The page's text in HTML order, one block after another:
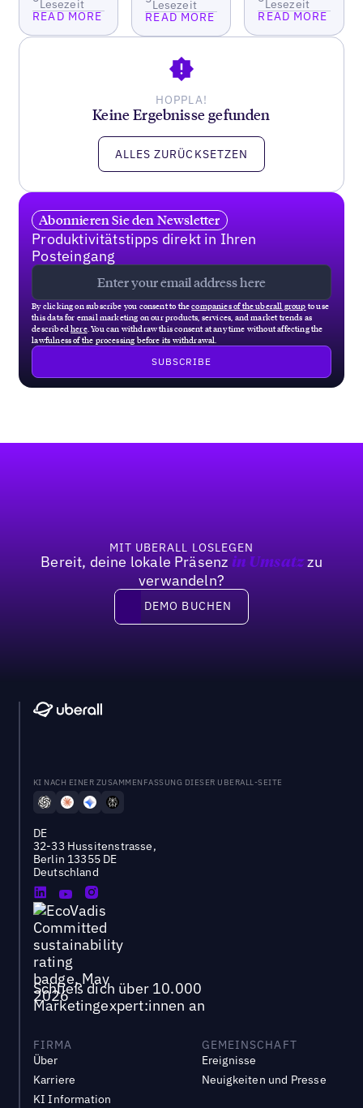
Lesezeit
READ MORE
Lesezeit
READ MORE
Lesezeit
READ MORE
HOPPLA!
Keine Ergebnisse gefunden
ALLES ZURÜCKSETZEN
Abonnieren Sie den Newsletter
Produktivitätstipps direkt in Ihren
Posteingang
By clicking on subscribe you consent to thecompanies of the uberall group to use
this data for email marketing on our products, services, and market trends as
describedhere. You can withdraw this consent at any time without affecting the
lawfulness of the processing before its withdrawal.
MIT UBERALL LOSLEGEN
Bereit, deine lokale Präsenz in Umsatzzu
verwandeln?
DEMO BUCHEN
DEMO BUCHEN
KI NACH EINER ZUSAMMENFASSUNG DIESER UBERALL-SEITE
DE
32-33 Hussitenstrasse,
Berlin 13355 DE
Deutschland
Schließ dich über 10.000
Marketingexpert:innen an
FIRMA
Über
Karriere
KI Information
GEMEINSCHAFT
Ereignisse
Neuigkeiten und Presse